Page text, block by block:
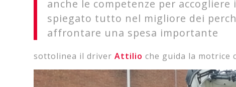
anche le competenze per
spiegato tutto nel migliore dei
affrontare una spesa importante
sottolinea il driver Attilio che guida la motrice